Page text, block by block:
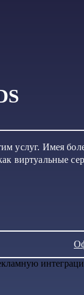
услуг. Имея
виртуальные